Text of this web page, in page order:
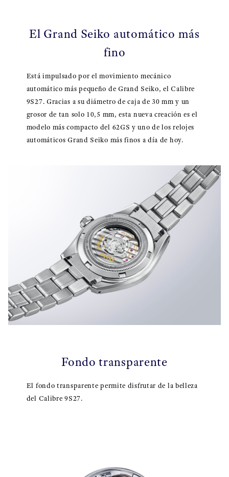
El Grand Seiko automático más
fino
Está impulsado por el movimiento mecánico
automático más pequeño de Grand Seiko, el Calibre
9S27. Gracias a su diámetro de caja de 30 mm y un
grosor de tan solo 10,5 mm, esta nueva creación es el
modelo más compacto del 62GS y uno de los relojes
automáticos Grand Seiko más finos a día de hoy.
Fondo transparente
El fondo transparente permite disfrutar de la belleza
del Calibre 9S27.